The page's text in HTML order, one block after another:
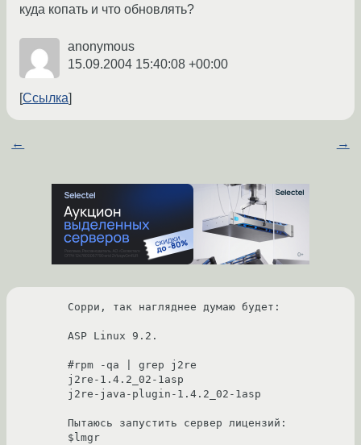
куда копать и что обновлять?
anonymous
15.09.2004 15:40:08 +00:00
Ссылка
← →
Сорри, так нагляднее думаю будет:
ASP Linux 9.2.
#rpm -qa | grep j2re
j2re-1.4.2_02-1asp
j2re-java-plugin-1.4.2_02-1asp
Пытаюсь запустить сервер лицензий:
$lmgr